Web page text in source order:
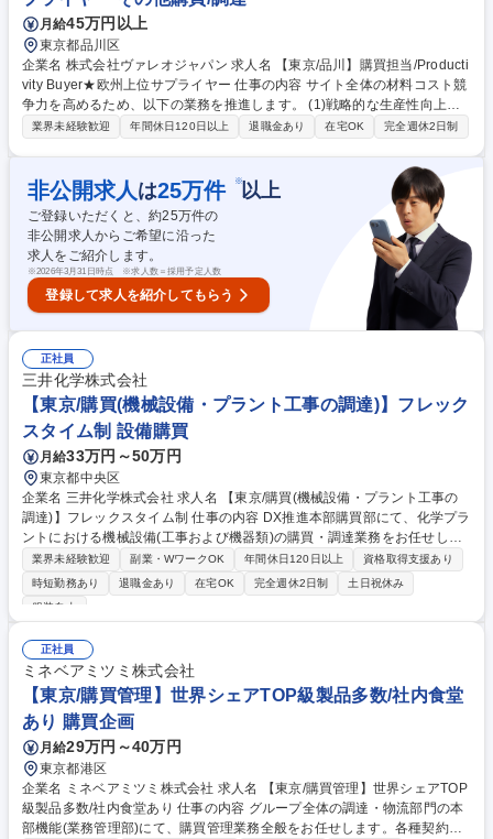
月給45万円以上
東京都品川区
企業名 株式会社ヴァレオジャパン 求人名 【東京/品川】購買担当/Producti
vity Buyer★欧州上位サプライヤー 仕事の内容 サイト全体の材料コスト競
争力を高めるため、以下の業務を推進します。 (1)戦略的な生産性向上（P
roductivity）の推進：■予算に基づきコスト削減を計画・実行(2)サプライ
いコモディティ組織をサポート(3)予算管理と実行：■サイト購買マネージ
ャーと連携し、サイト予算を策定(4)グローバル基準の導入(5)物流プロト
コルの最適化 募集職種 【東京/品川】購買担当/Productivity Buyer★欧州
上位サプライヤー
業界未経験歓迎 年間休日120日以上 退職金あり 在宅OK 完全週休2日制
非公開求人 は25万件 ※以上
ご登録いただくと、約25万件の
非公開求人からご希望に沿った
求人をご紹介します。
※2026年3月31日時点 ※求人数＝採用予定人数
登録して求人を紹介してもらう
正社員
三井化学株式会社
【東京/購買(機械設備・プラント工事の調達)】フレック
スタイム制 設備購買
月給33万円～50万円
東京都中央区
企業名 三井化学株式会社 求人名 【東京/購買(機械設備・プラント工事の
調達)】フレックスタイム制 仕事の内容 DX推進本部購買部にて、化学プラ
ントにおける機械設備(工事および機器類)の購買・調達業務をお任せしま
す。また、購買プロセスの効率化や高度化の検討・実行にも携わります。
＜詳細業務＞ ■仕出元の要求に基づく取引先の選定、見積取得、価格交
渉、発注業務■機械設備購買業務に関わる業務効率化やDX推進、高度化の
プラントの安定稼働を支える重要なポジションです。単なる調達に留まら
ず、DX推進本部の一員としてデータやシステムを活用した調達業務改革
を主導するダイナミズムを実感できます。 募集職種 【東京/購買(機械設
備・プラント工事の調達)】フレックスタイム制
業界未経験歓迎 副業・WワークOK 年間休日120日以上
資格取得支援あり
時短勤務あり
退職金あり 在宅OK 完全週休2日制
土日祝休み
服装自由
正社員
ミネベアミツミ株式会社
【東京/購買管理】世界シェアTOP級製品多数/社内食堂
あり 購買企画
月給29万円～40万円
東京都港区
企業名 ミネベアミツミ株式会社 求人名 【東京/購買管理】世界シェアTOP
級製品多数/社内食堂あり 仕事の内容 グループ全体の調達・物流部門の本
部機能(業務管理部)にて、購買管理業務全般をお任せします。各種契約管